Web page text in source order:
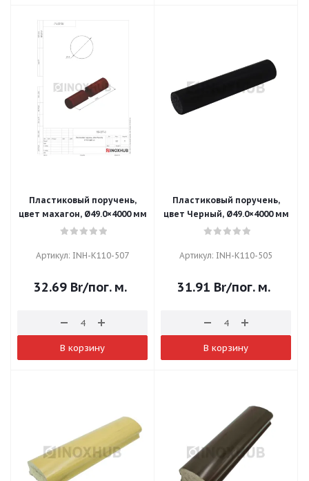
Пластиковый поручень,
цвет махагон, Ø49.0×4000 мм
Артикул: INH-K110-507
32.69Br/пог. м.
В корзину
Пластиковый поручень,
цвет Черный, Ø49.0×4000 мм
Артикул: INH-K110-505
31.91 Br/пог. м.
В корзину